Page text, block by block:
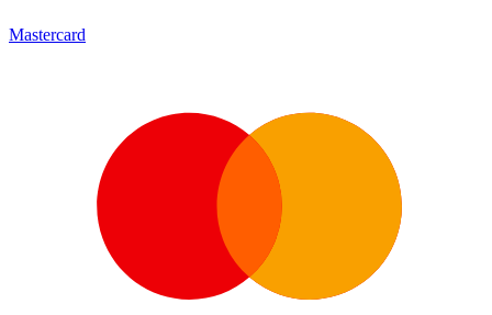
Mastercard